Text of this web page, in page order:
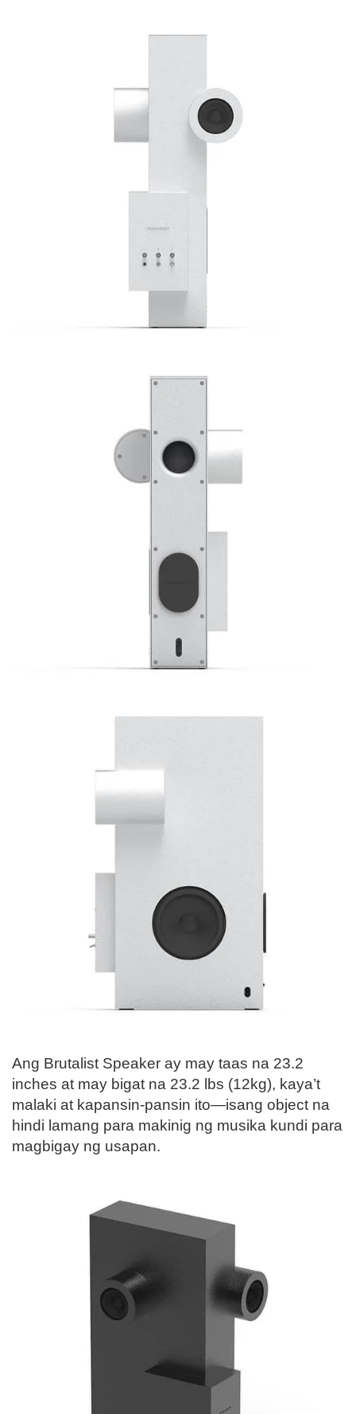
Ang Brutalist Speaker ay may taas na 23.2
inches at may bigat na 23.2 lbs (12kg), kaya’t
malaki at kapansin-pansin ito—isang object na
hindi lamang para makinig ng musika kundi para
magbigay ng usapan.